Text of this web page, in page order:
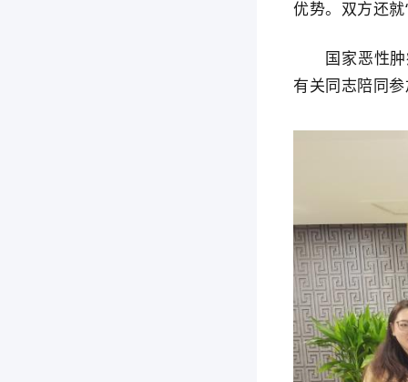
优势。双方还
国家恶性肿
有关同志陪同